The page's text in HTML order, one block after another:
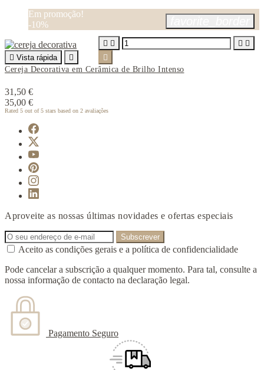
Em promoção!
-10%
 Vista rápida

Cereja Decorativa em Cerâmica de Brilho Intenso
31,50 €
35,00 €
Rated 5 out of 5 stars based on 2 avaliações
   

Aproveite as nossas últimas novidades e ofertas especiais
Aceito as condições gerais e a política de confidencialidade
Pode cancelar a subscrição a qualquer momento. Para tal, consulte a
nossa informação de contacto na declaração legal.
Pagamento Seguro